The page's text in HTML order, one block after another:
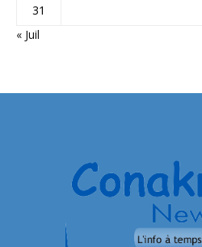
31
« Juil